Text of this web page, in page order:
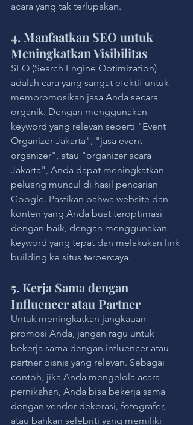
acara yang tak terlupakan.
4. Manfaatkan SEO untuk
Meningkatkan Visibilitas
SEO (Search Engine Optimization)
adalah cara yang sangat efektif untuk
mempromosikan jasa Anda secara
organik. Dengan menggunakan
keyword yang relevan seperti "Event
Organizer Jakarta", "jasa event
organizer", atau "organizer acara
Jakarta", Anda dapat meningkatkan
peluang muncul di hasil pencarian
Google. Pastikan bahwa website dan
konten yang Anda buat teroptimasi
dengan baik, dengan menggunakan
keyword yang tepat dan melakukan link
building ke situs terpercaya.
5. Kerja Sama dengan
Influencer atau Partner
Untuk meningkatkan jangkauan
promosi Anda, jangan ragu untuk
bekerja sama dengan influencer atau
partner bisnis yang relevan. Sebagai
contoh, jika Anda mengelola acara
pernikahan, Anda bisa bekerja sama
dengan vendor dekorasi, fotografer,
atau bahkan selebriti yang memiliki